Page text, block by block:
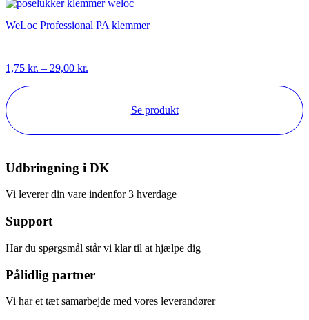
WeLoc Professional PA klemmer
1,75 kr. – 29,00 kr.
Se produkt
Udbringning i DK
Vi leverer din vare indenfor 3 hverdage
Support
Har du spørgsmål står vi klar til at hjælpe dig
Pålidlig partner
Vi har et tæt samarbejde med vores leverandører